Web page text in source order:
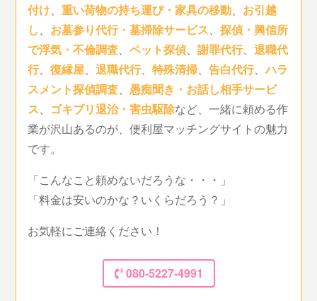
付け、重い荷物の持ち運び・家具の移動、 お引越
し、 お墓参り代行・墓掃除サービス、探偵・興信所
で浮気・不倫調査、ペット探偵、謝罪代行、退職代
行、復縁屋、退職代行、特殊清掃、告白代行、ハラ
スメント探偵調査、愚痴聞き・お話し相手サービ
ス、 ゴキブリ退治・害虫駆除など、一緒に頼める作
業が沢山あるのが、便利屋マッチングサイトの魅力
です。
「こんなこと頼めないだろうな・・・」
「料金は安いのかな？いくらだろう？」
お気軽にご連絡ください！
080-5227-4991